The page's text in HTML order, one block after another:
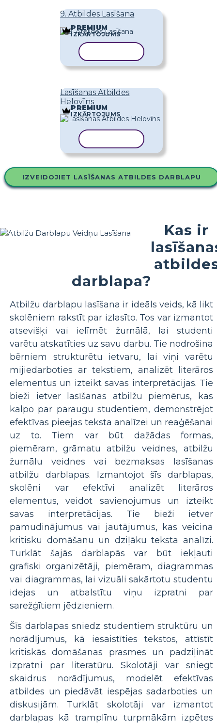
9. Atbildes Lasīšana
PREMIUM
IZKĀRTOJUMS
Lasīšanas Atbildes
Helovīns
PREMIUM
IZKĀRTOJUMS
IZVEIDOJIET LASĪŠANAS ATBILDES DARBLAPU
Kas ir
darblapa?
Atbilžu darblapu lasīšana ir ideāls veids, kā likt
skolēniem rakstīt par izlasīto. Tos var izmantot
atsevišķi vai ielīmēt žurnālā, lai studenti
varētu atskatīties uz savu darbu. Tie nodrošina
bērniem strukturētu ietvaru, lai viņi varētu
mijiedarboties ar tekstiem, analizēt literāros
elementus un izteikt savas interpretācijas. Tie
bieži ietver lasīšanas atbilžu piemērus, kas
kalpo par paraugu studentiem, demonstrējot
efektīvas pieejas teksta analīzei un reaģēšanai
uz to. Tiem var būt dažādas formas,
piemēram, grāmatu atbilžu veidnes, atbilžu
žurnālu veidnes vai bezmaksas lasīšanas
atbilžu darblapas. Izmantojot šīs darblapas,
skolēni var efektīvi analizēt literāros
elementus, veidot savienojumus un izteikt
savas interpretācijas. Tie bieži ietver
pamudinājumus vai jautājumus, kas veicina
kritisku domāšanu un dziļāku teksta analīzi.
Turklāt šajās darblapās var būt iekļauti
grafiski organizētāji, piemēram, diagrammas
vai diagrammas, lai vizuāli sakārtotu studentu
idejas un atbalstītu viņu izpratni par
sarežģītiem jēdzieniem.
Šīs darblapas sniedz studentiem struktūru un
norādījumus, kā iesaistīties tekstos, attīstīt
kritiskās domāšanas prasmes un padziļināt
izpratni par literatūru. Skolotāji var sniegt
skaidrus norādījumus, modelēt efektīvas
atbildes un piedāvāt iespējas sadarboties un
diskusijām. Turklāt skolotāji var izmantot
darblapas kā tramplīnu turpmākām izpētes